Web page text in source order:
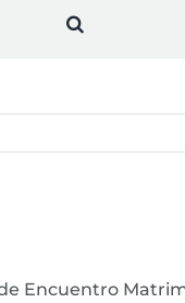
Encuentro